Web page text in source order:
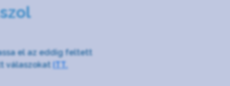
el az eddig feltett
válaszokatITT.